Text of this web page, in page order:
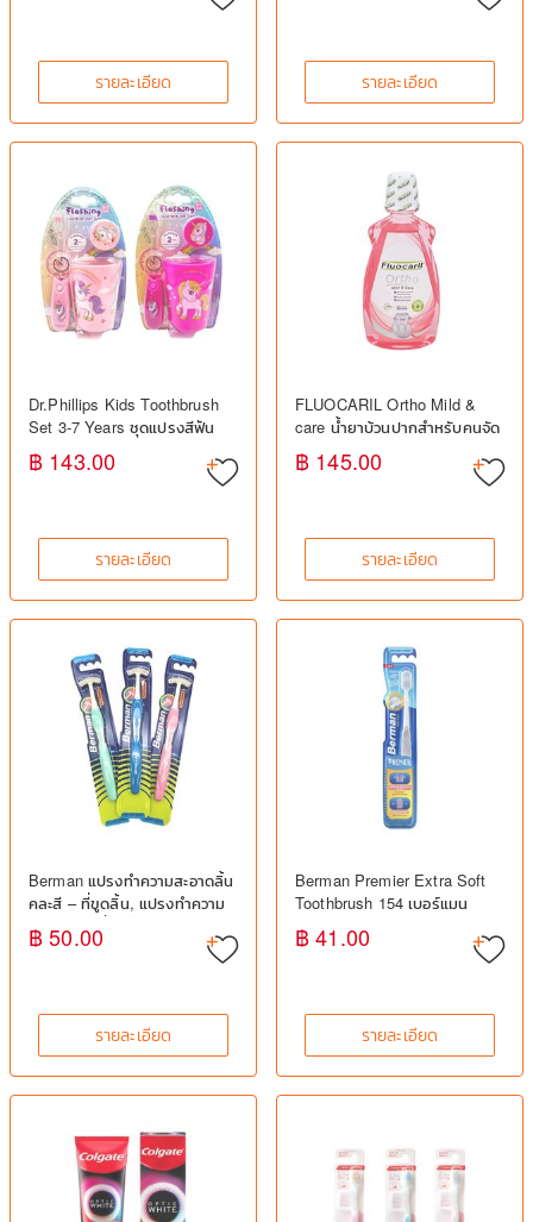
รายละเอียด รายละเอียด
Dr.Phillips Kids Toothbrush
Set 3-7 Years ชุดแปรงสีฟัน
เด็ก พร้อมแก้วและฝาครอบ
฿ 143.00
รายละเอียด
FLUOCARIL Ortho Mild &
care น้ำยาบ้วนปากสำหรับคนจัด
ฟัน (500ml.)
฿ 145.00
รายละเอียด
Berman แปรงทำความสะอาดลิ้น
คละสี – ที่ขูดลิ้น, แปรงทำความ
สะอาดลิ้น, ที่ขูดลิ้นลดกลิ่นปาก,
อุปกรณ์ทำความสะอาดลิ้น
฿ 50.00
รายละเอียด
Berman Premier Extra Soft
Toothbrush 154 เบอร์แมน
แปรงสีฟันขนนุ่มพิเศษ สำหรับ
เหงือกบอบบาง
฿ 41.00
รายละเอียด